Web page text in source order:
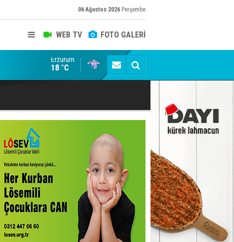
06 Ağustos 2026 Perşembe
WEB TV FOTO GALERİ
ACA, bakın kimlerle kol kola!
Erzurum
18 °C